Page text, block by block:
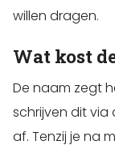
willen dragen.
Wat kost
De naam zegt
schrijven dit via
af. Tenzij je na